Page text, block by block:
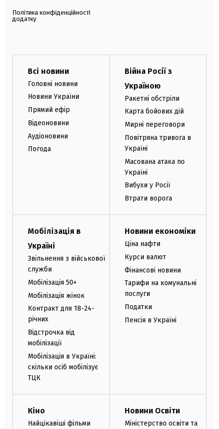
Політика конфіденційності
додатку
Всі новини
Головні новини
Новини України
Прямий ефір
Відеоновини
Аудіоновини
Погода
Війна Росії з
Україною
Ракетні обстріли
Карта бойових дій
Мирні переговори
Повітряна тривога в
Україні
Масована атака по
Україні
Вибухи у Росії
Втрати ворога
Мобілізація в
Україні
Звільнення з військової
служби
Мобілізація 50+
Мобілізація жінок
Контракт для 18-24-
річних
Відстрочка від
мобілізації
Мобілізація в Україні:
скільки осіб мобілізує
ТЦК
Новини економіки
Ціна нафти
Курси валют
Фінансові новини
Тарифи на комунальні
послуги
Податки
Пенсія в Україні
Кіно
Найцікавіші фільми
Новини Освіти
Міністерство освіти та